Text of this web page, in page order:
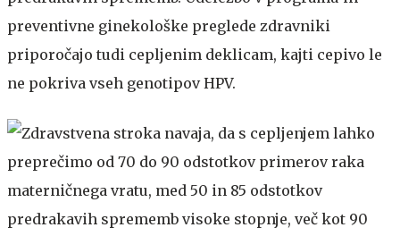
preventivne ginekološke preglede zdravniki
priporočajo tudi cepljenim deklicam, kajti cepivo le
ne pokriva vseh genotipov HPV.